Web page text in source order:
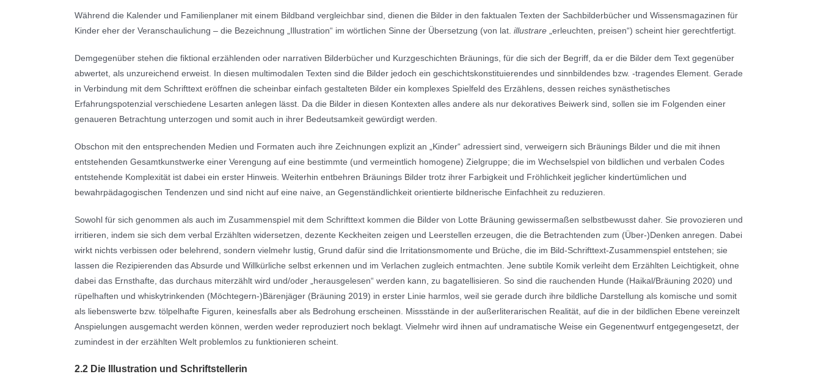
Während die Kalender und Familienplaner mit einem Bildband vergleichbar sind, dienen die Bilder in den faktualen Texten der Sachbilderbücher und Wissensmagazinen für
Kinder eher der Veranschaulichung – die Bezeichnung „Illustration“ im wörtlichen Sinne der Übersetzung (von lat. illustrare „erleuchten, preisen“) scheint hier gerechtfertigt.
Demgegenüber stehen die fiktional erzählenden oder narrativen Bilderbücher und Kurzgeschichten Bräunings, für die sich der Begriff, da er die Bilder dem Text gegenüber
abwertet, als unzureichend erweist. In diesen multimodalen Texten sind die Bilder jedoch ein geschichtskonstituierendes und sinnbildendes bzw. -tragendes Element. Gerade
in Verbindung mit dem Schrifttext eröffnen die scheinbar einfach gestalteten Bilder ein komplexes Spielfeld des Erzählens, dessen reiches synästhetisches
Erfahrungspotenzial verschiedene Lesarten anlegen lässt. Da die Bilder in diesen Kontexten alles andere als nur dekoratives Beiwerk sind, sollen sie im Folgenden einer
genaueren Betrachtung unterzogen und somit auch in ihrer Bedeutsamkeit gewürdigt werden.
Obschon mit den entsprechenden Medien und Formaten auch ihre Zeichnungen explizit an „Kinder“ adressiert sind, verweigern sich Bräunings Bilder und die mit ihnen
entstehenden Gesamtkunstwerke einer Verengung auf eine bestimmte (und vermeintlich homogene) Zielgruppe; die im Wechselspiel von bildlichen und verbalen Codes
entstehende Komplexität ist dabei ein erster Hinweis. Weiterhin entbehren Bräunings Bilder trotz ihrer Farbigkeit und Fröhlichkeit jeglicher kindertümlichen und
bewahrpädagogischen Tendenzen und sind nicht auf eine naive, an Gegenständlichkeit orientierte bildnerische Einfachheit zu reduzieren.
Sowohl für sich genommen als auch im Zusammenspiel mit dem Schrifttext kommen die Bilder von Lotte Bräuning gewissermaßen selbstbewusst daher. Sie provozieren und
irritieren, indem sie sich dem verbal Erzählten widersetzen, dezente Keckheiten zeigen und Leerstellen erzeugen, die die Betrachtenden zum (Über-)Denken anregen. Dabei
wirkt nichts verbissen oder belehrend, sondern vielmehr lustig, Grund dafür sind die Irritationsmomente und Brüche, die im Bild-Schrifttext-Zusammenspiel entstehen; sie
lassen die Rezipierenden das Absurde und Willkürliche selbst erkennen und im Verlachen zugleich entmachten. Jene subtile Komik verleiht dem Erzählten Leichtigkeit, ohne
dabei das Ernsthafte, das durchaus miterzählt wird und/oder „herausgelesen“ werden kann, zu bagatellisieren. So sind die rauchenden Hunde (Haikal/Bräuning 2020) und
rüpelhaften und whiskytrinkenden (Möchtegern-)Bärenjäger (Bräuning 2019) in erster Linie harmlos, weil sie gerade durch ihre bildliche Darstellung als komische und somit
als liebenswerte bzw. tölpelhafte Figuren, keinesfalls aber als Bedrohung erscheinen. Missstände in der außerliterarischen Realität, auf die in der bildlichen Ebene vereinzelt
Anspielungen ausgemacht werden können, werden weder reproduziert noch beklagt. Vielmehr wird ihnen auf undramatische Weise ein Gegenentwurf entgegengesetzt, der
zumindest in der erzählten Welt problemlos zu funktionieren scheint.
2.2 Die Illustration und Schriftstellerin